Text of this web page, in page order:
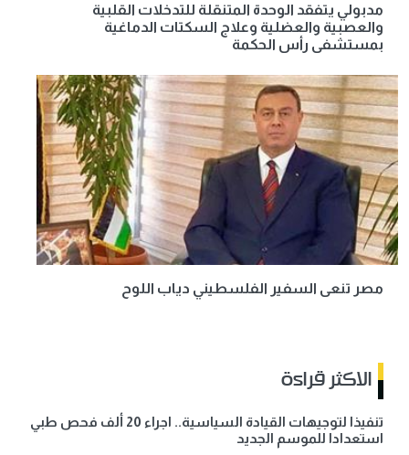
مدبولي يتفقد الوحدة المتنقلة للتدخلات القلبية
والعصبية والعضلية وعلاج السكتات الدماغية
بمستشفى رأس الحكمة
مصر تنعى السفير الفلسطيني دياب اللوح
الاكثر قراءة
تنفيذا لتوجيهات القيادة السياسية.. اجراء 20 ألف فحص طبي
استعدادا للموسم الجديد